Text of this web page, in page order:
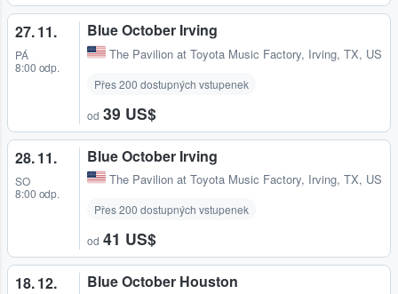
27. 11.
PÁ
8:00 odp.
Blue October Irving
The Pavilion at Toyota Music Factory, Irving, TX, US
Přes 200 dostupných vstupenek
od 39 US$
28. 11.
SO
8:00 odp.
Blue October Irving
The Pavilion at Toyota Music Factory, Irving, TX, US
Přes 200 dostupných vstupenek
od 41 US$
18. 12. Blue October Houston